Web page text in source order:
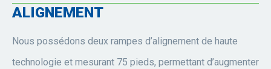
ALIGNEMENT
Nous possédons deux rampes d’alignement de haute
technologie et mesurant 75 pieds, permettant d’augmenter